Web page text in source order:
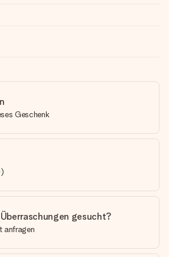
Geschenk
)
gesucht?
anfragen